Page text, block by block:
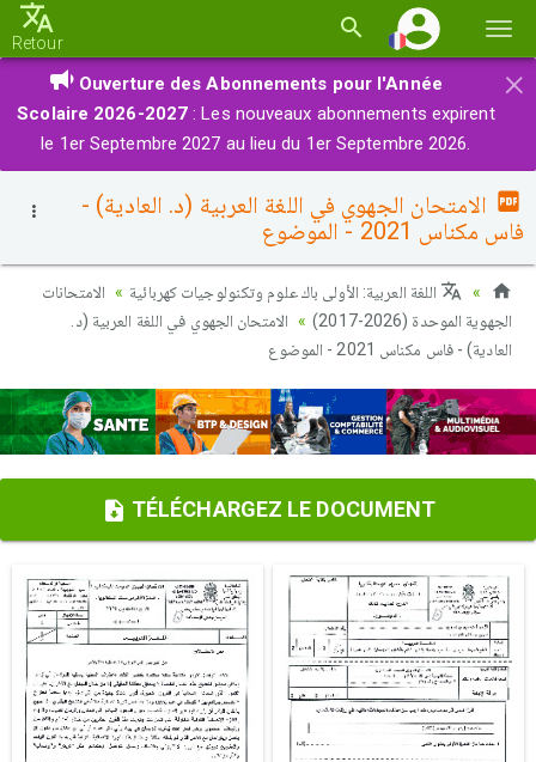
la
Retour
×
Ouverture des Abonnements pour l'Année
Scolaire 2026-2027 : Les nouveaux abonnements expirent
le 1er Septembre 2027 au lieu du 1er Septembre 2026.
الامتحان الجهوي في اللغة العربية (د. العادية) -
فاس مكناس 2021 - الموضوع
اللغة العربية: الأولى باك علوم وتكنولوجيات كهربائية
الامتحانات
الجهوية الموحدة (2026-2017)
الامتحان الجهوي في اللغة العربية (د.
العادية) - فاس مكناس 2021 - الموضوع
TÉLÉCHARGEZ LE DOCUMENT